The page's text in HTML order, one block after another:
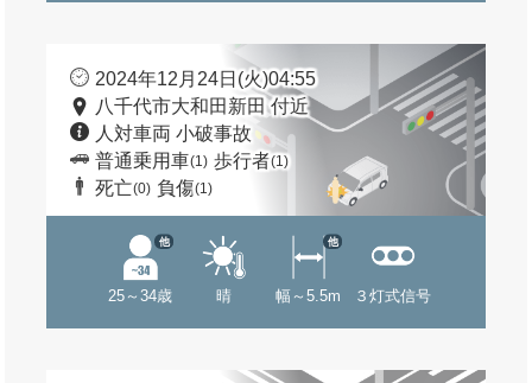
2024年12月24日(火)04:55
八千代市大和田新田 付近
人対車両 小破事故
普通乗用車(1) 歩行者(1)
死亡(0) 負傷(1)
25～34歳
他
晴 幅～5.5m
他
３灯式信号